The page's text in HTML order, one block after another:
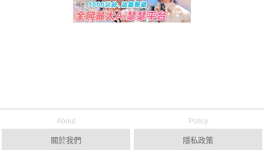
About
關於我們
Policy
隱私政策